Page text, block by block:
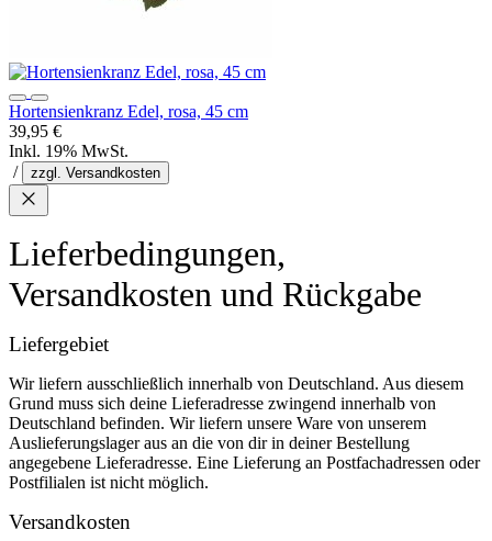
Hortensienkranz Edel, rosa, 45 cm
39,95 €
Inkl. 19% MwSt.
/
zzgl. Versandkosten
Lieferbedingungen,
Versandkosten und Rückgabe
Liefergebiet
Wir liefern ausschließlich innerhalb von Deutschland. Aus diesem
Grund muss sich deine Lieferadresse zwingend innerhalb von
Deutschland befinden. Wir liefern unsere Ware von unserem
Auslieferungslager aus an die von dir in deiner Bestellung
angegebene Lieferadresse. Eine Lieferung an Postfachadressen oder
Postfilialen ist nicht möglich.
Versandkosten